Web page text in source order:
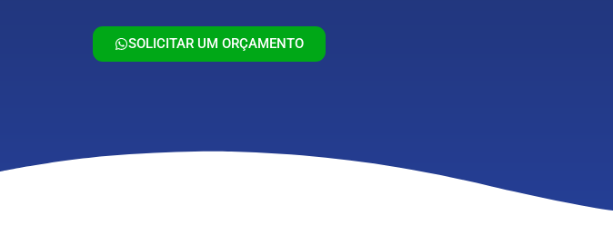
SOLICITAR UM ORÇAMENTO